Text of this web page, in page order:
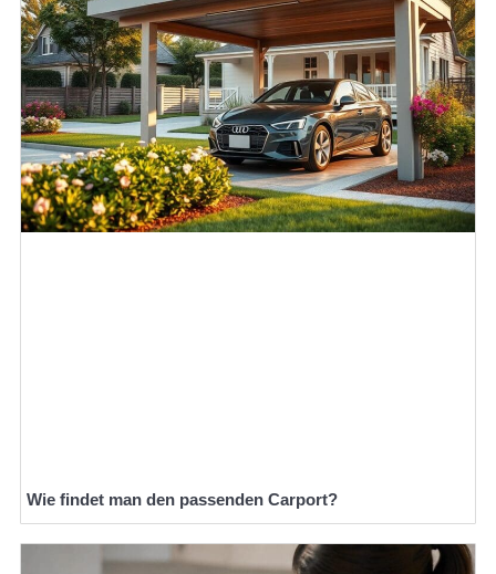
Wie findet man den passenden Carport?